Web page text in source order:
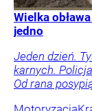
Wielka
jedno
Jeden dzień.
karnych.
Od rana